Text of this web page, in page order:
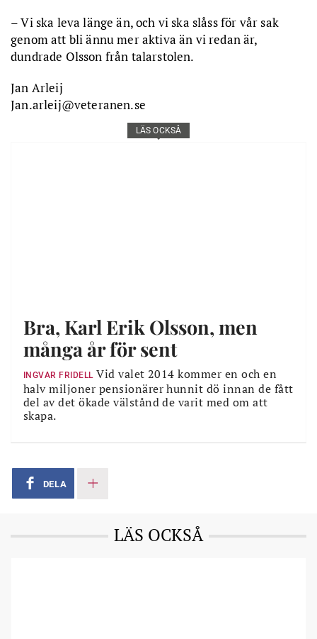
– Vi ska leva länge än, och vi ska slåss för vår sak
genom att bli ännu mer aktiva än vi redan är,
dundrade Olsson från talarstolen.
Jan Arleij
Jan.arleij@veteranen.se
LÄS OCKSÅ
Bra, Karl Erik Olsson, men
många år för sent
INGVAR FRIDELLVid valet 2014 kommer en och en
halv miljoner pensionärer hunnit dö innan de fått
del av det ökade välstånd de varit med om att
skapa.
DELA
LÄS OCKSÅ